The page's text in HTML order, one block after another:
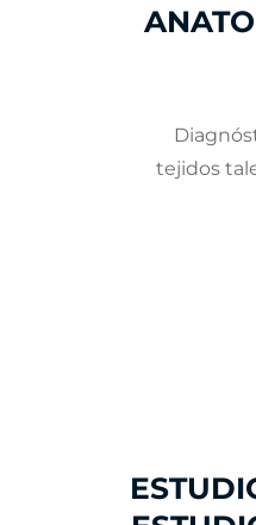
tejidos